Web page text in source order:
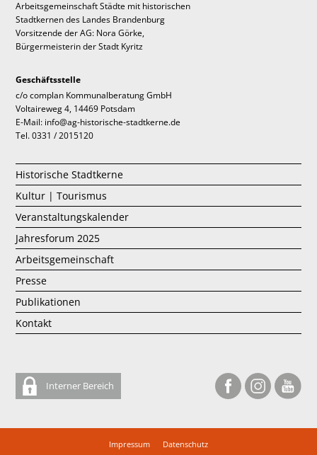
Arbeitsgemeinschaft Städte mit historischen
Stadtkernen des Landes Brandenburg
Vorsitzende der AG: Nora Görke,
Bürgermeisterin der Stadt Kyritz
Geschäftsstelle
c/o complan Kommunalberatung GmbH
Voltaireweg 4, 14469 Potsdam
E-Mail: info@ag-historische-stadtkerne.de
Tel. 0331 / 2015120
Historische Stadtkerne
Kultur | Tourismus
Veranstaltungskalender
Jahresforum 2025
Arbeitsgemeinschaft
Presse
Publikationen
Kontakt
Interner Bereich
Impressum Datenschutz